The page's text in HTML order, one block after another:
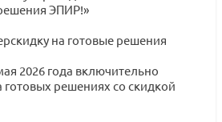
на готовые решения
2026 года включительно
готовых решениях со скидкой